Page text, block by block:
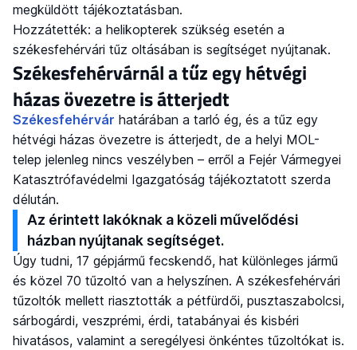
megküldött tájékoztatásban.
Hozzátették: a helikopterek szükség esetén a
székesfehérvári tűz oltásában is segítséget nyújtanak.
Székesfehérvárnál a tűz egy hétvégi
házas övezetre is átterjedt
Székesfehérvár határában a tarló ég, és a tűz egy
hétvégi házas övezetre is átterjedt, de a helyi MOL-
telep jelenleg nincs veszélyben – erről a Fejér Vármegyei
Katasztrófavédelmi Igazgatóság tájékoztatott szerda
délután.
Az érintett lakóknak a közeli művelődési
házban nyújtanak segítséget.
Úgy tudni, 17 gépjármű fecskendő, hat különleges jármű
és közel 70 tűzoltó van a helyszínen. A székesfehérvári
tűzoltók mellett riasztották a pétfürdői, pusztaszabolcsi,
sárbogárdi, veszprémi, érdi, tatabányai és kisbéri
hivatásos, valamint a seregélyesi önkéntes tűzoltókat is.